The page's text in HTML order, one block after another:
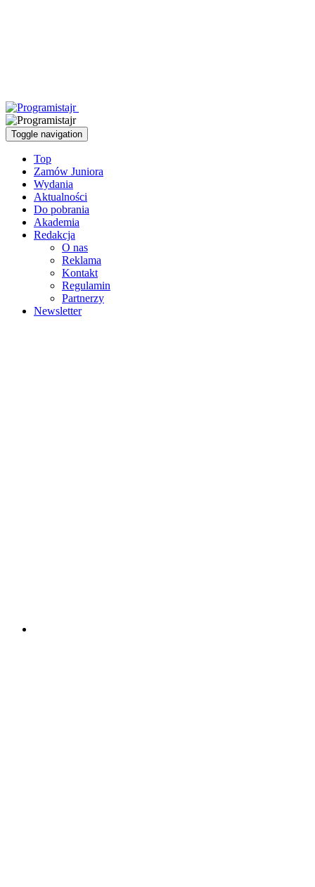
Toggle navigation
Top
Zamów Juniora
Wydania
Aktualności
Do pobrania
Akademia
Redakcja
O nas
Reklama
Kontakt
Regulamin
Partnerzy
Newsletter